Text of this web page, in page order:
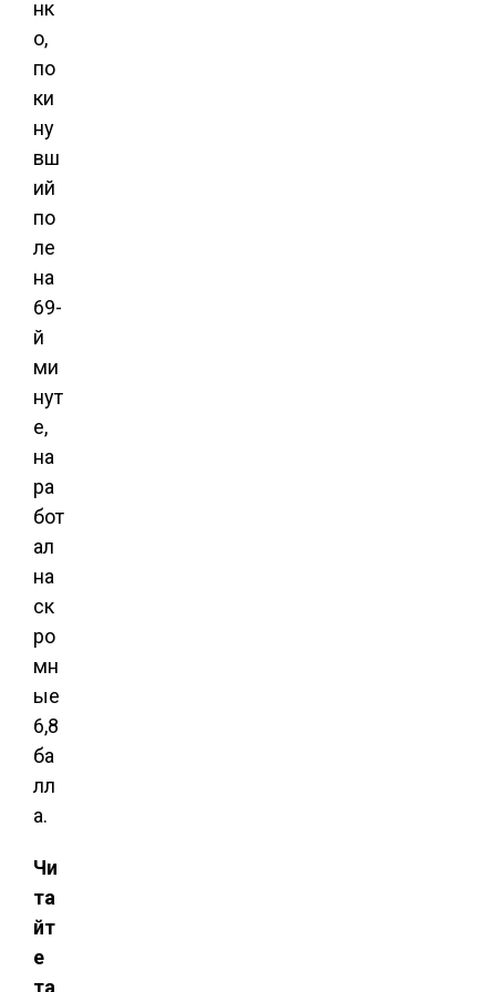
нк
о,
по
ки
ну
вш
ий
по
ле
на
69-
й
ми
нут
е,
на
ра
бот
ал
на
ск
ро
мн
ые
6,8
ба
лл
а.
Чи
та
йт
е
та